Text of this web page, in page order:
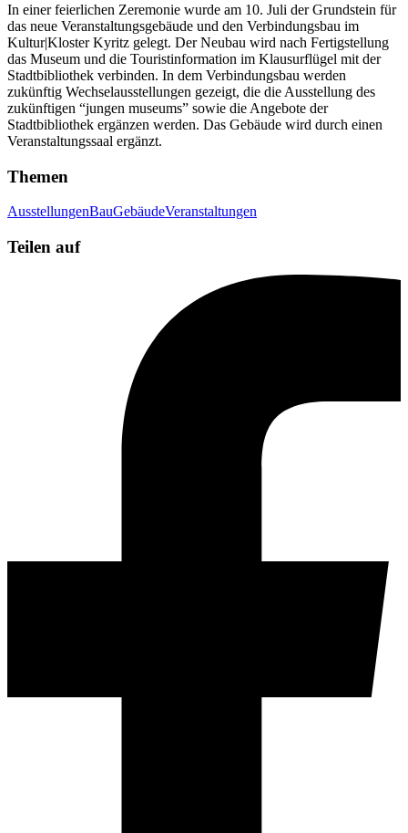
In einer feierlichen Zeremonie wurde am 10. Juli der Grundstein für
das neue Veranstaltungsgebäude und den Verbindungsbau im
Kultur|Kloster Kyritz gelegt. Der Neubau wird nach Fertigstellung
das Museum und die Touristinformation im Klausurflügel mit der
Stadtbibliothek verbinden. In dem Verbindungsbau werden
zukünftig Wechselausstellungen gezeigt, die die Ausstellung des
zukünftigen “jungen museums” sowie die Angebote der
Stadtbibliothek ergänzen werden. Das Gebäude wird durch einen
Veranstaltungssaal ergänzt.
Themen
AusstellungenBauGebäudeVeranstaltungen
Teilen auf